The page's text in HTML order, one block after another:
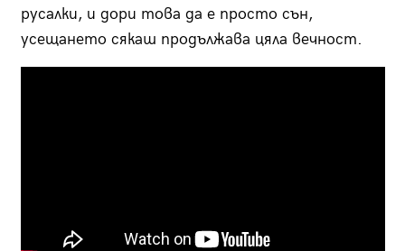
русалки, и дори това да е просто сън,
усещането сякаш продължава цяла вечност.